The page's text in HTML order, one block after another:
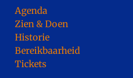
Agenda
Zien & Doen
Historie
Bereikbaarheid
Tickets